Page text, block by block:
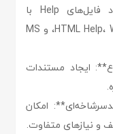
– **ساخت فایل Help**: امکان ایجاد فایل‌های Help با
فرمت‌های استاندارد ویندوز مانند HTML Help، WinHelp، و MS
ایجاد مستندات
امکان
و نیازهای متفاوت.